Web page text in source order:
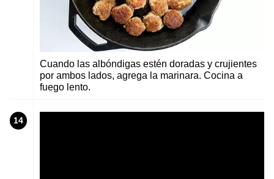
Cuando las albóndigas estén doradas y crujientes
por ambos lados, agrega la marinara. Cocina a
fuego lento.
14